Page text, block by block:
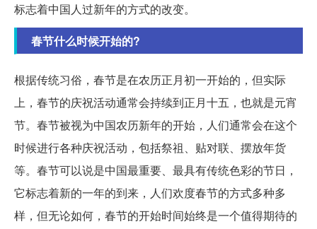
标志着中国人过新年的方式的改变。
春节什么时候开始的?
根据传统习俗，春节是在农历正月初一开始的，但实际
上，春节的庆祝活动通常会持续到正月十五，也就是元宵
节。春节被视为中国农历新年的开始，人们通常会在这个
时候进行各种庆祝活动，包括祭祖、贴对联、摆放年货
等。春节可以说是中国最重要、最具有传统色彩的节日，
它标志着新的一年的到来，人们欢度春节的方式多种多
样，但无论如何，春节的开始时间始终是一个值得期待的